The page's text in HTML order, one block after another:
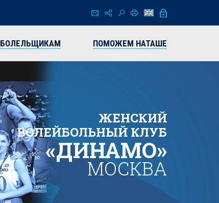
БОЛЕЛЬЩИКАМ ПОМОЖЕМ НАТАШЕ
ЖЕНСКИЙ
ВОЛЕЙБОЛЬНЫЙ КЛУБ
«ДИНАМО»
МОСКВА